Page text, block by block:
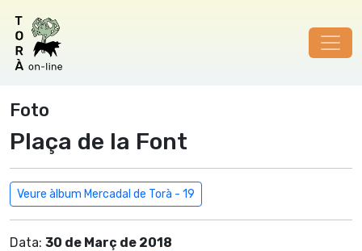
Foto
Plaça de la Font
Veure àlbum Mercadal de Torà - 19
Data: 30 de Març de 2018